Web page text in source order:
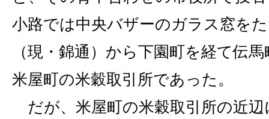
小路では中央バザーのガラス窓を
（現・錦通）から下園町を経て伝
米屋町の米穀取引所であった。
だが、米屋町の米穀取引所の近辺